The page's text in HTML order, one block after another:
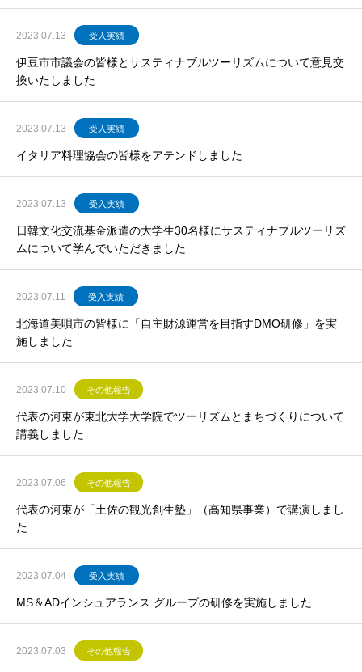
2023.07.13 受入実績
伊豆市市議会の皆様とサスティナブルツーリズムについて意見交
換いたしました
2023.07.13 受入実績
イタリア料理協会の皆様をアテンドしました
2023.07.13 受入実績
日韓文化交流基金派遣の大学生30名様にサスティナブルツーリズ
ムについて学んでいただきました
2023.07.11 受入実績
北海道美唄市の皆様に「自主財源運営を目指すDMO研修」を実
施しました
2023.07.10 その他報告
代表の河東が東北大学大学院でツーリズムとまちづくりについて
講義しました
2023.07.06 その他報告
代表の河東が「土佐の観光創生塾」（高知県事業）で講演しまし
た
2023.07.04 受入実績
MS＆ADインシュアランス グループの研修を実施しました
2023.07.03 その他報告